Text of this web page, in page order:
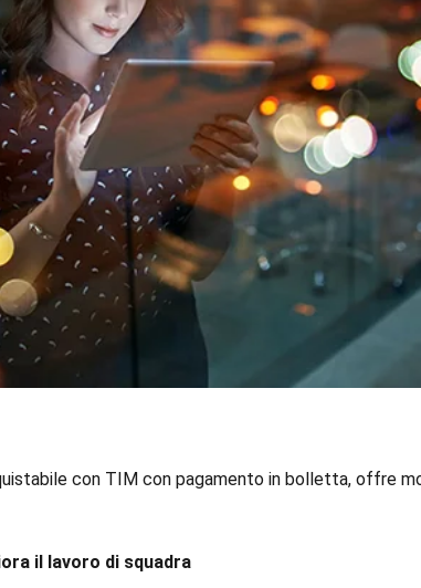
con TIM con pagamento in bolletta, offre
il lavoro di squadra